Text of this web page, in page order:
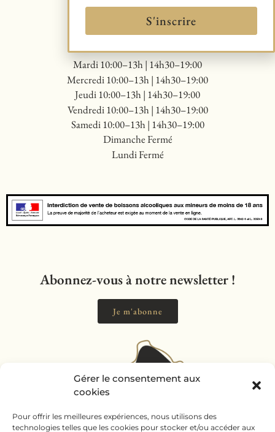
Gérer le consentement aux
cookies
Pour offrir les meilleures expériences, nous utilisons des
technologies telles que les cookies pour stocker et/ou accéder aux
Mardi 10:00–13h | 14h30–19:00
Mercredi 10:00–13h | 14h30–19:00
Jeudi 10:00–13h | 14h30–19:00
Vendredi 10:00–13h | 14h30–19:00
Samedi 10:00–13h | 14h30–19:00
Dimanche Fermé
Lundi Fermé
Abonnez-vous à notre newsletter !
Je m'abonne
S'inscrire